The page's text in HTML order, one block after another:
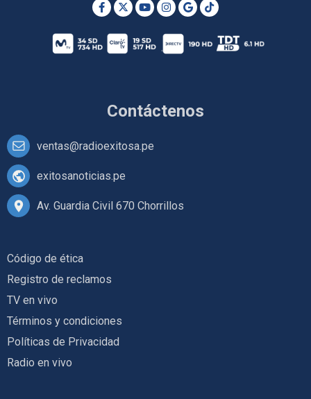
Contáctenos
ventas@radioexitosa.pe
exitosanoticias.pe
Av. Guardia Civil 670 Chorrillos
Código de ética
Registro de reclamos
TV en vivo
Términos y condiciones
Políticas de Privacidad
Radio en vivo